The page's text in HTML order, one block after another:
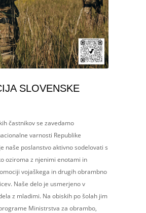
SLOVENSKE
častnikov se zavedamo
varnosti Republike
naše poslanstvo aktivno sodelovati s
oziroma z njenimi enotami in
vojaškega in drugih obrambno
Naše delo je usmerjeno v
z mladimi. Na obiskih po šolah jim
Ministrstva za obrambo,